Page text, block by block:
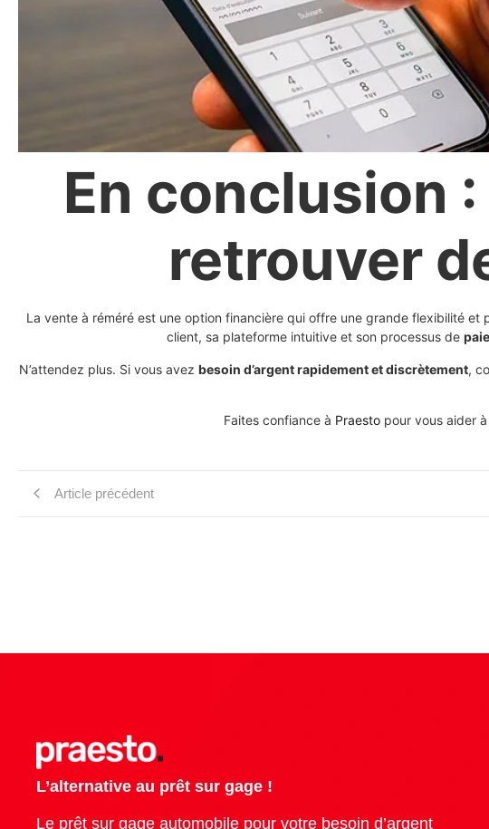
En conclusion
retrouver
La vente à réméré est une option financière qui offre une grande flexibilité et
client, sa plateforme intuitive et son processus de
N’attendez plus. Si vous avez besoin d’argent rapidement et discrètement,
Faites confiance à Praesto pour vous aider
Article précédent
L’alternative au prêt sur gage !
Le prêt sur gage automobile pour votre besoin d’argent